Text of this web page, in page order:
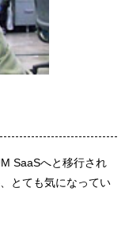
SaaSへと移行され
とても気になってい